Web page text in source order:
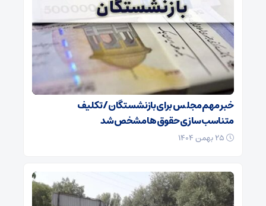
خبر مهم مجلس برای بازنشستگان/ تکلیف
متناسب‌سازی حقوق‌ها مشخص شد